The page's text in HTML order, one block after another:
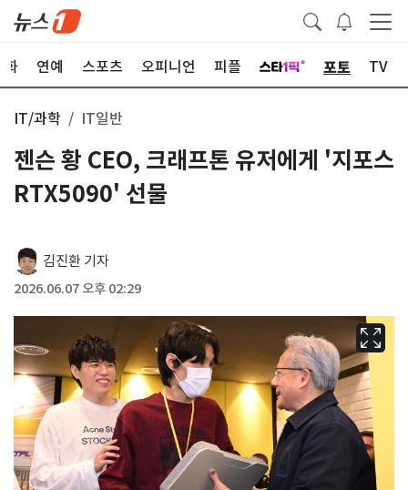
화 연예 스포츠 오피니언 피플 포토 TV
IT/과학 IT일반
젠슨 황 CEO, 크래프톤 유저에게 '지포스
RTX5090' 선물
김진환 기자
2026.06.07 오후 02:29